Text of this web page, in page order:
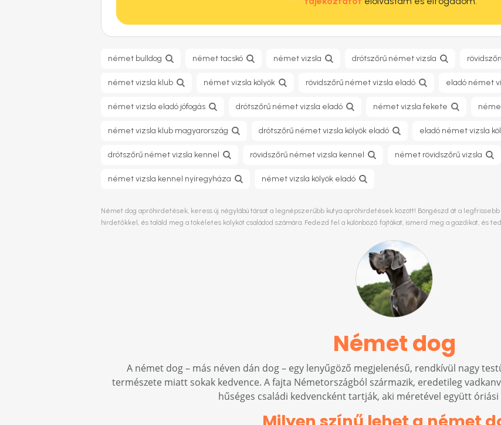
német bulldog​ német tacskó német vizsla drótszőrű német vizsla
német vizsla klub német vizsla kölyök rövidszőrű német vizsla eladó eladó német
német vizsla eladó jófogás drótszőrű német vizsla eladó német vizsla fekete
német vizsla klub magyarország drótszőrű német vizsla kölyök eladó eladó német vizsla
drótszőrű német vizsla kennel rövidszőrű német vizsla kennel német rövidszőrű vizsla
német vizsla kennel nyíregyháza német vizsla kölyök eladó
Német dog apróhirdetések, keress új négylábú társat a legnépszerűbb kutya apróhirdetések között! Böngészd át a legfrissebb
hirdetőkkel, és találd meg a tökéletes kölyköt családod számára. Fedezd fel a különböző fajtákat, ismerd meg a gazdikat, és
Német dog
A német dog – más néven dán dog – egy lenyűgöző megjelenésű, rendkívül nagy
természete miatt sokak kedvence. A fajta Németországból származik, eredetileg
hűséges családi kedvencként tartják, aki méretével együtt